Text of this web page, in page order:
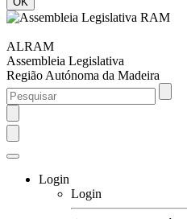
ALRAM
Assembleia Legislativa
Região Autónoma da Madeira
Login
Login